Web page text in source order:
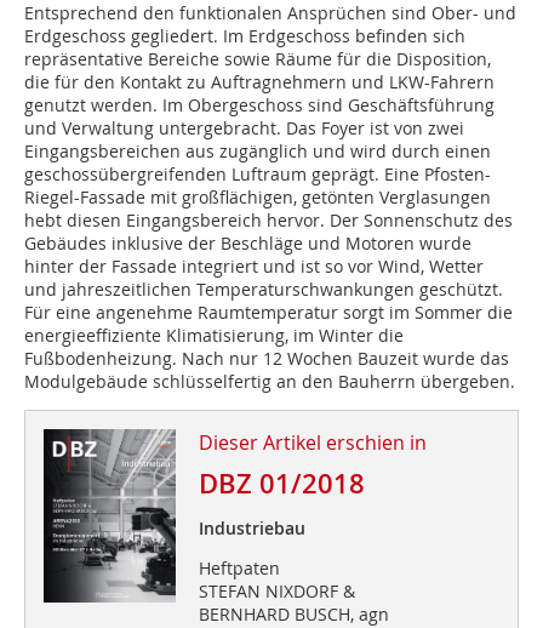
Entsprechend den funktionalen Ansprüchen sind Ober- und
Erdgeschoss gegliedert. Im Erdgeschoss befinden sich
repräsentative Bereiche sowie Räume für die Disposition,
die für den Kontakt zu Auftragnehmern und LKW-Fahrern
genutzt werden. Im Obergeschoss sind Geschäftsführung
und Verwaltung untergebracht. Das Foyer ist von zwei
Eingangsbereichen aus zugänglich und wird durch einen
geschossübergreifenden Luftraum geprägt. Eine Pfosten-
Riegel-Fassade mit großflächigen, getönten Verglasungen
hebt diesen Eingangsbereich hervor. Der Sonnenschutz des
Gebäudes inklusive der Beschläge und Motoren wurde
hinter der Fassade integriert und ist so vor Wind, Wetter
und jahreszeitlichen Temperaturschwankungen geschützt.
Für eine angenehme Raumtemperatur sorgt im Sommer die
energieeffiziente Klimatisierung, im Winter die
Fußbodenheizung. Nach nur 12 Wochen Bauzeit wurde das
Modulgebäude schlüsselfertig an den Bauherrn übergeben.
Dieser Artikel erschien in
DBZ 01/2018
Industriebau
Heftpaten
STEFAN NIXDORF &
BERNHARD BUSCH, agn